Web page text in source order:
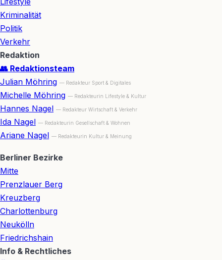
Kriminalität
Politik
Verkehr
Redaktion
👥 Redaktionsteam
Julian Möhring — Redakteur Sport & Digitales
Michelle Möhring — Redakteurin Lifestyle & Kultur
Hannes Nagel — Redakteur Wirtschaft & Verkehr
Ida Nagel — Redakteurin Gesellschaft & Wohnen
Ariane Nagel — Redakteurin Kultur & Meinung
Berliner Bezirke
Mitte
Prenzlauer Berg
Kreuzberg
Charlottenburg
Neukölln
Friedrichshain
Info & Rechtliches